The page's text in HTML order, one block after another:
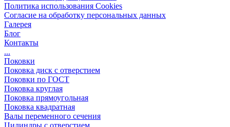
Политика использования Cookies
Согласие на обработку персональных данных
Галерея
Блог
Контакты
...
Поковки
Поковка диск с отверстием
Поковки по ГОСТ
Поковка круглая
Поковка прямоугольная
Поковка квадратная
Валы переменного сечения